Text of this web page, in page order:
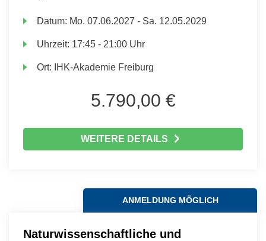
Datum: Mo. 07.06.2027 - Sa. 12.05.2029
Uhrzeit: 17:45 - 21:00 Uhr
Ort: IHK-Akademie Freiburg
5.790,00 €
WEITERE DETAILS
ANMELDUNG MÖGLICH
Naturwissenschaftliche und